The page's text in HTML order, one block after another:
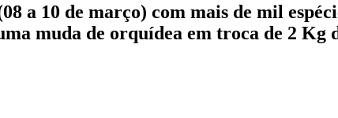
a 10 de março) com mais de mil
muda de orquídea em troca de 2 Kg